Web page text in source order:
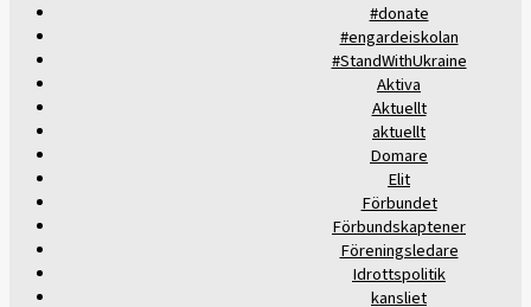
#donate
#engardeiskolan
#StandWithUkraine
Aktiva
Aktuellt
aktuellt
Domare
Elit
Förbundet
Förbundskaptener
Föreningsledare
Idrottspolitik
kansliet